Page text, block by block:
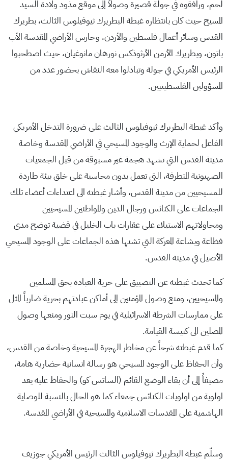
لحم، ورافقوه في جولة قصيرة وصولاً إلى موقع مذود ولادة السيد
المسيح حيث كان بانتظاره غبطة البطريرك ثيوفيلوس الثالث، بطريرك
القدس وسائر أعمال فلسطين والأردن، وحارس الأراضي المقدسة الأب
باتون، وبطريرك الأرمن الأرثوذكس نورهان مانوغيان، حيث اصطحبوا
الرئيس الأمريكي في جولة وتبادلوا معه النقاش بحضور عدد من
المسؤولين الفلسطينيين.
وأكد غبطة البطريرك ثيوفيلوس الثالث على ضرورة التدخل الأمريكي
الفاعل لحماية الإرث والوجود المسيحي في الأراضي المقدسة وخاصة
مدينة القدس التي تشهد هجمة غير مسبوقة من قبل الجمعيات
الصهيونية المتطرفة، التي تعمل بدون محاسبة على خلق بيئة طاردة
للمسيحيين من مدينة القدس، وأشار غبطته الى اعتداءات أعضاء تلك
الجماعات على الكنائس ورجال الدين والمواطنين المسيحيين
ومحاولاتهم الاستيلاء على عقارات باب الخليل في قضية توضح مدى
فظاعة وبشاعة المعركة التي تشنها هذه الجماعات على الوجود المسيحي
الأصيل في مدينة القدس.
كما تحدث غبطته عن التضييق على حرية العبادة بحق المسلمين
والمسيحيين، ومنع وصول المؤمنين إلى أماكن عبادتهم بحرية ضارباً المثل
على ممارسات الشرطة الاسرائيلية في يوم سبت النور ومنعها وصول
المصلين الى كنيسة القيامة.
كما قدم غبطته شرحاً عن مخاطر الهجرة المسيحية وخاصة من القدس،
وأن الحفاظ على الوجود المسيحي هو رسالة انسانية حضارية هامة،
مضيفاً إلى أن بقاء الوضع القائم (الساتس كو) والحفاظ عليه يعد
اولوية من اولويات الكنائس جمعاء كما هو الحال بالنسبة للوصاية
الهاشمية على المقدسات الاسلامية والمسيحية في الأراضي المقدسة.
وسلّم غبطة البطريرك ثيوفيلوس الثالث الرئيس الأمريكي جوزيف